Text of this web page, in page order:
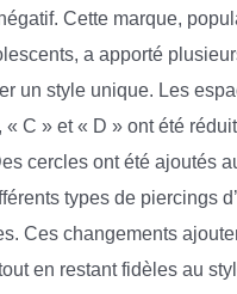
Cette marque,
a apporté
un style unique. Les
« C » et « D » ont été
cercles ont été ajoutés
types de piercings
Ces changements
en restant fidèles au